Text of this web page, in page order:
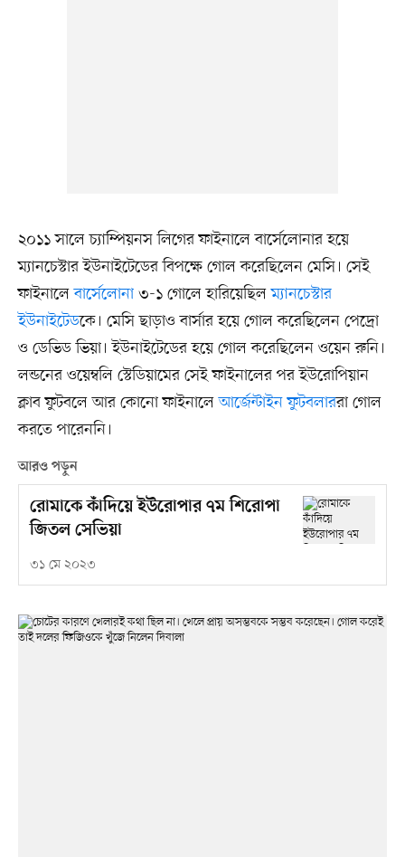
২০১১ সালে চ্যাম্পিয়নস লিগের ফাইনালে বার্সেলোনার হয়ে
ম্যানচেস্টার ইউনাইটেডের বিপক্ষে গোল করেছিলেন মেসি। সেই
ফাইনালেবার্সেলোনা ৩-১ গোলে হারিয়েছিলম্যানচেস্টার
ইউনাইটেডকে। মেসি ছাড়াও বার্সার হয়ে গোল করেছিলেন পেদ্রো
ও ডেভিড ভিয়া। ইউনাইটেডের হয়ে গোল করেছিলেন ওয়েন রুনি।
লন্ডনের ওয়েম্বলি স্টেডিয়ামের সেই ফাইনালের পর ইউরোপিয়ান
ক্লাব ফুটবলে আর কোনো ফাইনালেআর্জেন্টাইন ফুটবলাররা গোল
করতে পারেননি।
আরও পড়ুন
রোমাকে কাঁদিয়ে ইউরোপার ৭ম শিরোপা
জিতল সেভিয়া
৩১ মে ২০২৩